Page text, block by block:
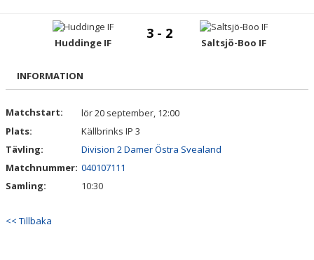
AKTIVITETER
INFORMATION TILL MYNDIGA ELLER FÖRÄLDRAR
KONTAKT
DOKUMENT
Huddinge IF
3 - 2
Saltsjö-Boo IF
INFORMATION
Matchstart:
lör 20 september, 12:00
Plats:
Källbrinks IP 3
Tävling:
Division 2 Damer Östra Svealand
Matchnummer: 040107111
Samling:
10:30
<< Tillbaka